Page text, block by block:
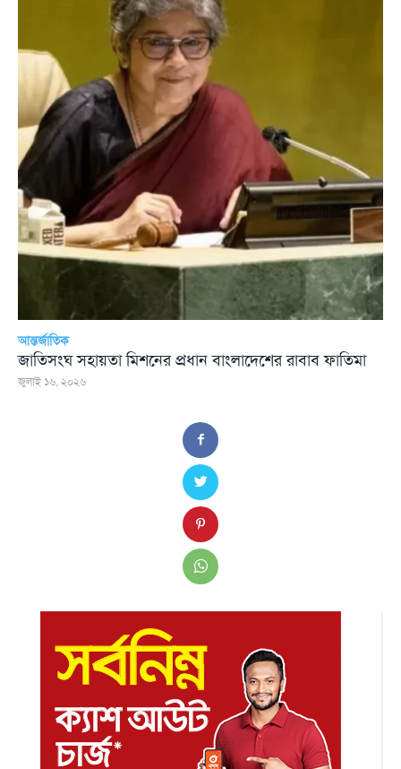
আন্তর্জাতিক
জাতিসংঘ সহায়তা মিশনের প্রধান বাংলাদেশের রাবাব ফাতিমা
জুলাই ১৬, ২০২৬